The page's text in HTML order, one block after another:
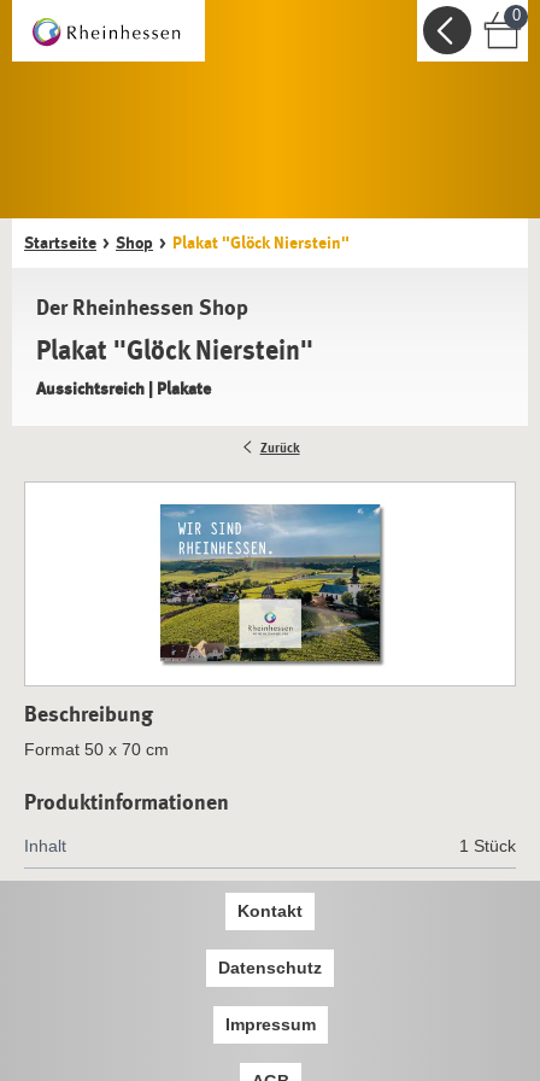
0
Startseite Shop Plakat "Glöck Nierstein"
Der Rheinhessen Shop
Plakat "Glöck Nierstein"
Aussichtsreich | Plakate
Zurück
Beschreibung
Format 50 x 70 cm
Produktinformationen
Inhalt 1 Stück
Kontakt
Datenschutz
Impressum